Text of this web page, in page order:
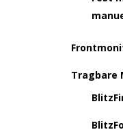
Tragbare